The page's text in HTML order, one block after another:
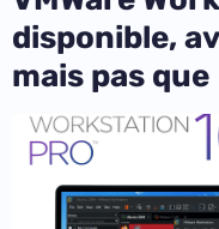
disponible,
mais pas que